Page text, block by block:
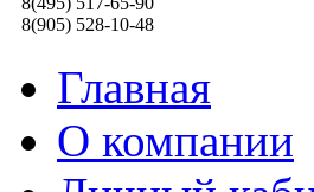
8(905) 528-10-48
Главная
О компании